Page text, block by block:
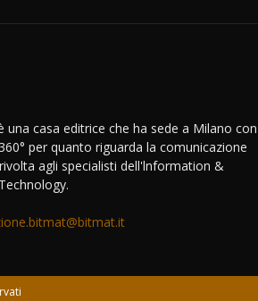
una casa editrice che ha sede a Milano con
per quanto riguarda la comunicazione
agli specialisti dell'lnformation &